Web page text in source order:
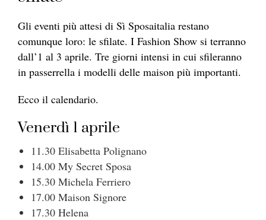
Gli eventi più attesi di Sì Sposaitalia restano
comunque loro: le sfilate. I Fashion Show si terranno
dall’1 al 3 aprile. Tre giorni intensi in cui sfileranno
in passerrella i modelli delle maison più importanti.
Ecco il calendario.
Venerdì 1 aprile
11.30 Elisabetta Polignano
14.00 My Secret Sposa
15.30 Michela Ferriero
17.00 Maison Signore
17.30 Helena